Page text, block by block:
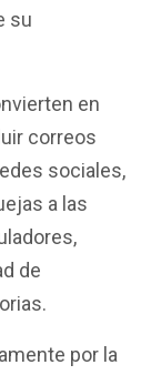
su
en
correos
sociales,
a las
de
por la